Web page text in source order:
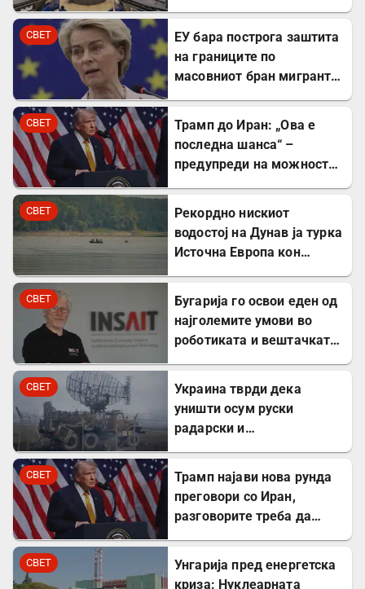
СВЕТ
ЕУ бара построга заштита
на границите по
масовниот бран мигранти
СВЕТ
Трамп до Иран: „Ова е
последна шанса“ –
предупреди на можност
СВЕТ
Рекордно нискиот
водостој на Дунав ја турка
Источна Европа кон
СВЕТ
Бугарија го освои еден од
најголемите умови во
роботиката и вештачката
СВЕТ
Украина тврди дека
уништи осум руски
радарски и
во Краснодар
СВЕТ
Трамп најави нова рунда
преговори со Иран,
разговорите треба да
СВЕТ
Унгарија пред енергетска
криза: Нуклеарната